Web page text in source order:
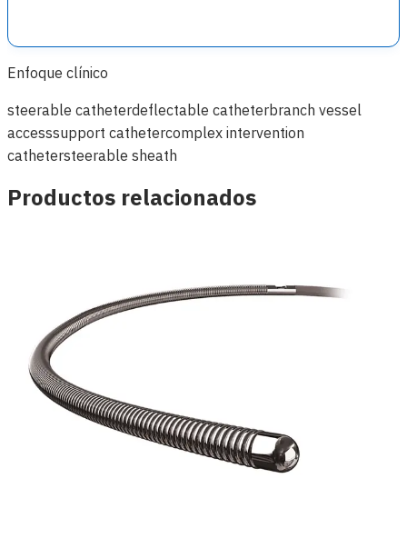
Enfoque clínico
steerable catheterdeflectable catheterbranch vessel
accesssupport cathetercomplex intervention
cathetersteerable sheath
Productos relacionados